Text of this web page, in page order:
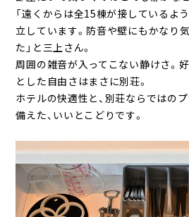
「遠くからは全15棟が接しているよ
立しています。防音や壁にもかなり
た」と三上さん。
周囲の雑音が入ってこない静けさ。
とした自由さはまさに別荘。
ホテルの快適性と、別荘ならではの
備えた、いいとこどりです。